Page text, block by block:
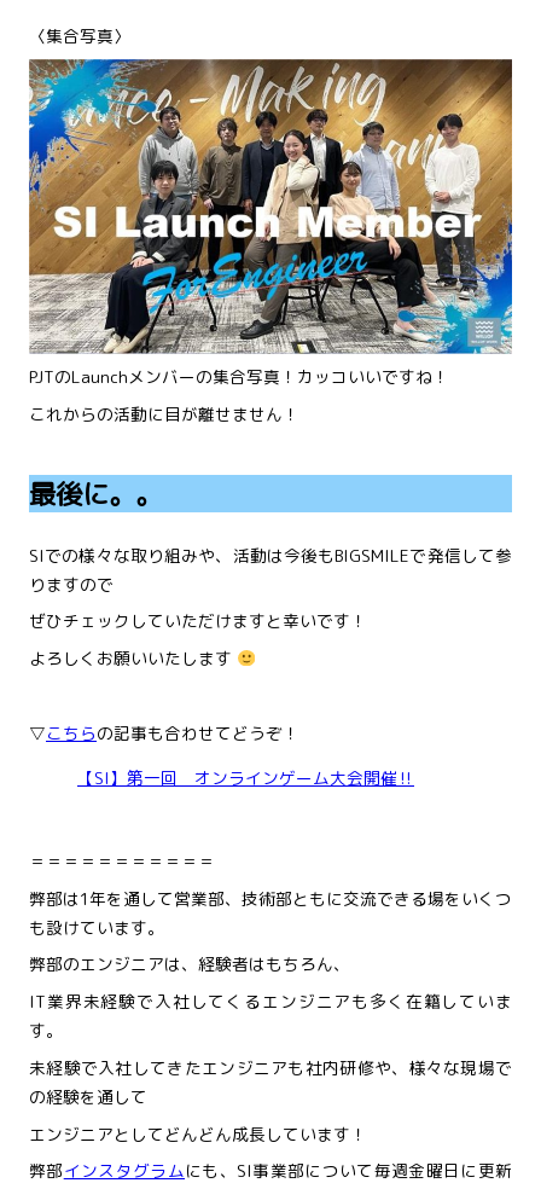
〈集合写真〉
PJTのLaunchメンバーの集合写真！カッコいいですね！
これからの活動に目が離せません！
最後に。。
SIでの様々な取り組みや、活動は今後もBIGSMILEで発信して参
りますので
ぜひチェックしていただけますと幸いです！
よろしくお願いいたします
▽こちらの記事も合わせてどうぞ！
【SI】第一回 オンラインゲーム大会開催‼
＝＝＝＝＝＝＝＝＝＝＝
弊部は1年を通して営業部、技術部ともに交流できる場をいくつ
も設けています。
弊部のエンジニアは、経験者はもちろん、
IT業界未経験で入社してくるエンジニアも多く在籍していま
す。
未経験で入社してきたエンジニアも社内研修や、様々な現場で
の経験を通して
エンジニアとしてどんどん成長しています！
弊部インスタグラムにも、SI事業部について毎週金曜日に更新